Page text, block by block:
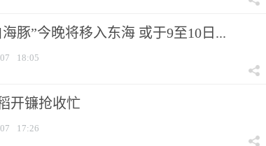
豚”今晚将移入东海 或于9至10日...
18:05
开镰抢收忙
17:26